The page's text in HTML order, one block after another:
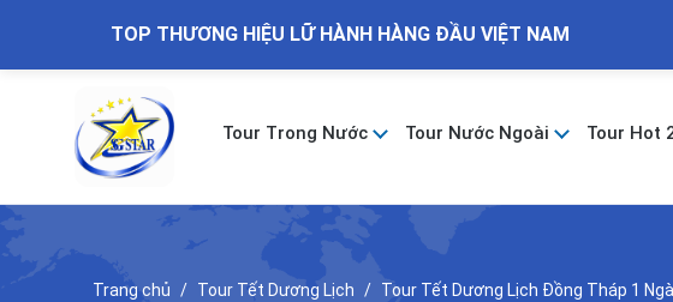
TOP THƯƠNG HIỆU LỮ HÀNH HÀNG ĐẦU VIỆT NAM
Tour Trong Nước Tour Nước Ngoài Tour Hot
Trang chủ Tour Tết Dương Lịch Tour Tết Dương Lịch Đồng Tháp 1